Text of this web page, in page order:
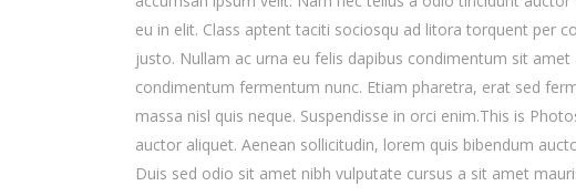
eu in elit. Class aptent taciti sociosqu ad litora torquent per
justo. Nullam ac urna eu felis dapibus condimentum sit
condimentum fermentum nunc. Etiam pharetra, erat sed
massa nisl quis neque. Suspendisse in orci enim.This is
auctor aliquet. Aenean sollicitudin, lorem quis bibendum
Duis sed odio sit amet nibh vulputate cursus a sit amet